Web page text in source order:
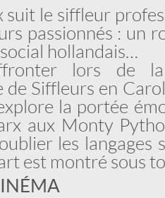
suit le siffleur
passionnés : un
hollandais…
lors de
Siffleurs en
la portée
aux Monty
les
est montré sous